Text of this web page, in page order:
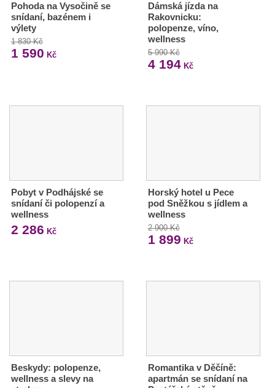
Pohoda na Vysočině se
snídaní, bazénem i
výlety
1 830 Kč
1 590 Kč
Dámská jízda na
Rakovnicku:
polopenze, víno,
wellness
5 990 Kč
4 194Kč
Pobyt v Podhájské se
snídaní či polopenzí a
wellness
2 286 Kč
Horský hotel u Pece
pod Sněžkou s jídlem a
wellness
2 900 Kč
1 899 Kč
Beskydy: polopenze,
wellness a slevy na
Romantika v Děčíně:
apartmán se snídaní na